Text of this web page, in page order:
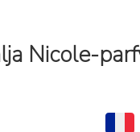
Nicole-